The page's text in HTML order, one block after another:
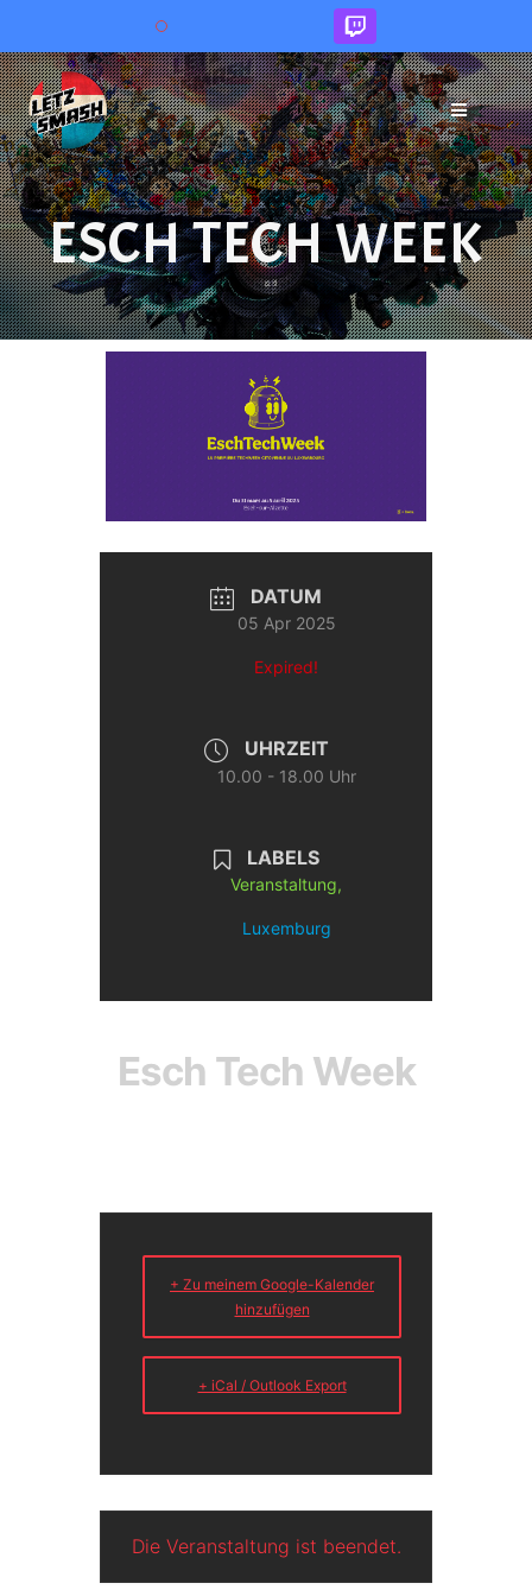
Skip
to
content
ESCH TECH WEEK
DATUM
05 Apr 2025
Expired!
UHRZEIT
10.00 - 18.00 Uhr
LABELS
Veranstaltung,
Luxemburg
Esch Tech Week
+ Zu meinem Google-Kalender
hinzufügen
+ iCal / Outlook Export
Die Veranstaltung ist beendet.